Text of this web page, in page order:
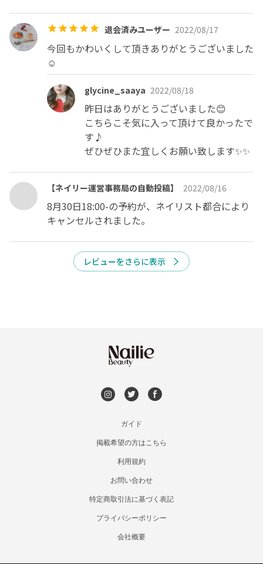
退会済みユーザー 2022/08/17
今回もかわいくして頂きありがとうございました
☺️
glycine_saaya 2022/08/18
昨日はありがとうございました😊
こちらこそ気に入って頂けて良かったで
す♪
ぜひぜひまた宜しくお願い致します✨✨
【ネイリー運営事務局の自動投稿】 2022/08/16
8月30日18:00-の予約が、ネイリスト都合により
キャンセルされました。
レビューをさらに表示
ガイド
掲載希望の方はこちら
利用規約
お問い合わせ
特定商取引法に基づく表記
プライバシーポリシー
会社概要